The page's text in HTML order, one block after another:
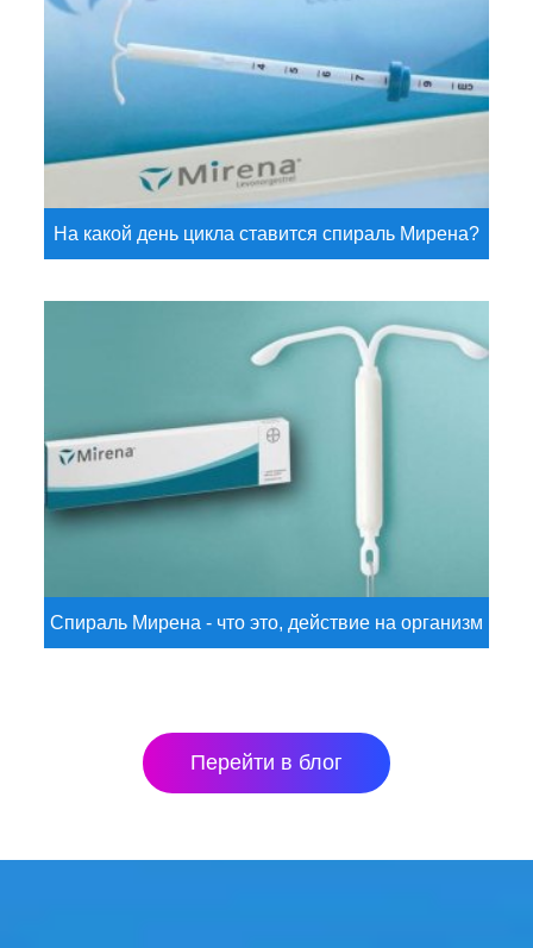
На какой день цикла ставится спираль Мирена?
Спираль Мирена - что это, действие на организм
Перейти в блог